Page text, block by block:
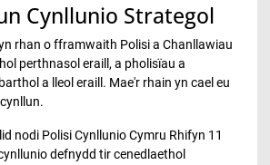
Cynllunio Strategol
rhan o fframwaith Polisi a Chanllawiau
perthnasol eraill, a pholisïau a
a lleol eraill. Mae'r rhain yn cael eu
nodi Polisi Cynllunio Cymru Rhifyn 11
defnydd tir cenedlaethol